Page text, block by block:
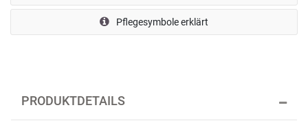
Pflegesymbole erklärt
PRODUKTDETAILS